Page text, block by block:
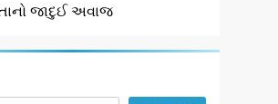
જાદુઈ અવાજ